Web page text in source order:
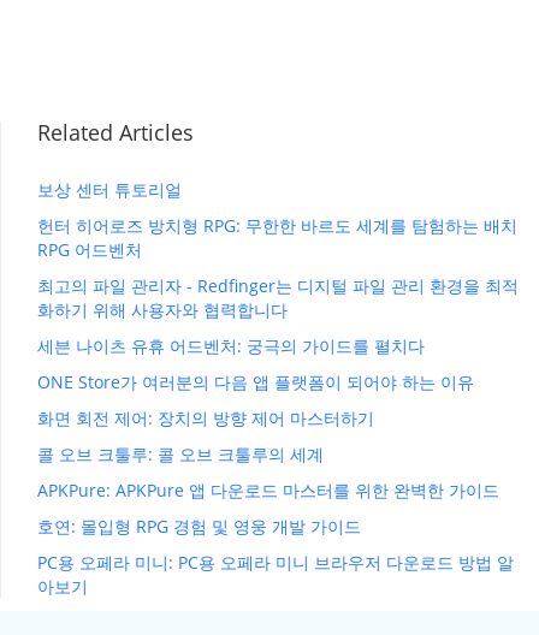
Related Articles
보상 센터 튜토리얼
헌터 히어로즈 방치형 RPG: 무한한 바르도 세계를 탐험하는 배치
RPG 어드벤처
최고의 파일 관리자 - Redfinger는 디지털 파일 관리 환경을 최적
화하기 위해 사용자와 협력합니다
세븐 나이츠 유휴 어드벤처: 궁극의 가이드를 펼치다
ONE Store가 여러분의 다음 앱 플랫폼이 되어야 하는 이유
화면 회전 제어: 장치의 방향 제어 마스터하기
콜 오브 크툴루: 콜 오브 크툴루의 세계
APKPure: APKPure 앱 다운로드 마스터를 위한 완벽한 가이드
호연: 몰입형 RPG 경험 및 영웅 개발 가이드
PC용 오페라 미니: PC용 오페라 미니 브라우저 다운로드 방법 알
아보기